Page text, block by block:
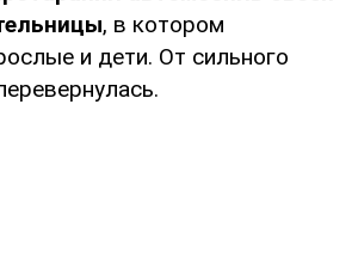
, в котором
и дети. От сильного